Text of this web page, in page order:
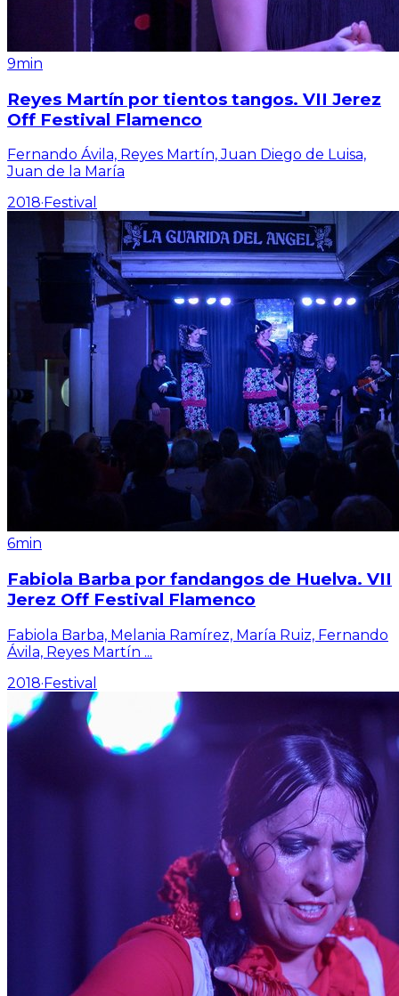
9min
Reyes Martín por tientos tangos. VII Jerez
Off Festival Flamenco
Fernando Ávila, Reyes Martín, Juan Diego de Luisa,
Juan de la María
2018· Festival
6min
Fabiola Barba por fandangos de Huelva. VII
Jerez Off Festival Flamenco
Fabiola Barba, Melania Ramírez, María Ruiz, Fernando
Ávila, Reyes Martín ...
2018·Festival